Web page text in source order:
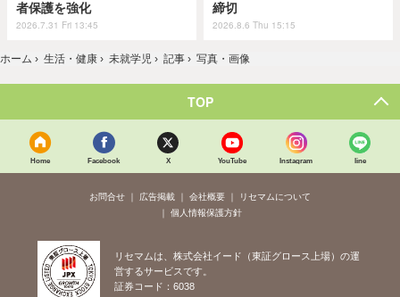
者保護を強化
2026.7.31 Fri 13:45
締切
2026.8.6 Thu 15:15
ホーム › 生活・健康 › 未就学児 › 記事 › 写真・画像
TOP
Home Facebook X YouTube Instagram line
お問合せ 広告掲載 会社概要
リセマムについて
個人情報保護方針
リセマムは、株式会社イード（東証グロース上場）の運
営するサービスです。
証券コード：6038